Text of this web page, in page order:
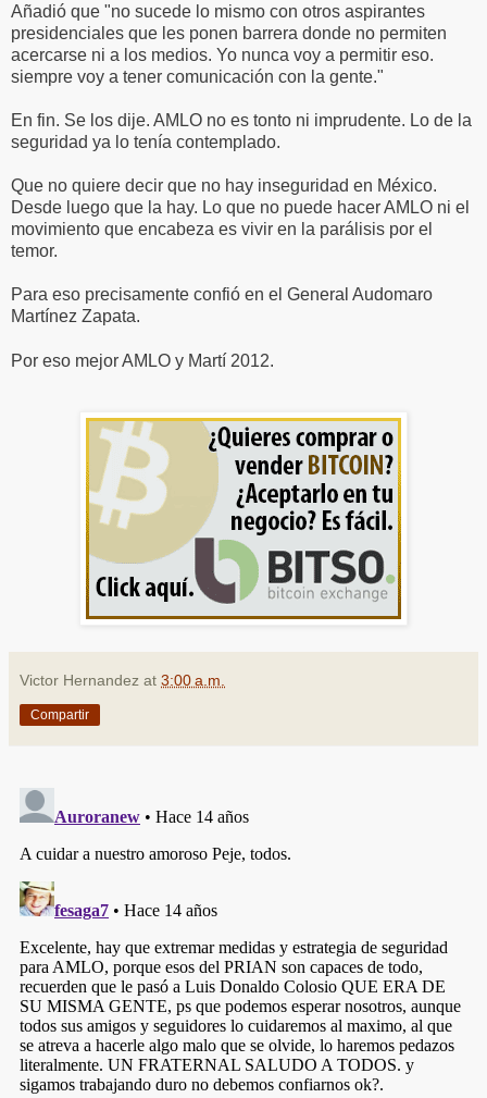
Añadió que "no sucede lo mismo con otros aspirantes
presidenciales que les ponen barrera donde no permiten
acercarse ni a los medios. Yo nunca voy a permitir eso.
siempre voy a tener comunicación con la gente."
En fin. Se los dije. AMLO no es tonto ni imprudente. Lo de la
seguridad ya lo tenía contemplado.
Que no quiere decir que no hay inseguridad en México.
Desde luego que la hay. Lo que no puede hacer AMLO ni el
movimiento que encabeza es vivir en la parálisis por el
temor.
Para eso precisamente confió en el General Audomaro
Martínez Zapata.
Por eso mejor AMLO y Martí 2012.
Victor Hernandez at 3:00 a.m.
Compartir